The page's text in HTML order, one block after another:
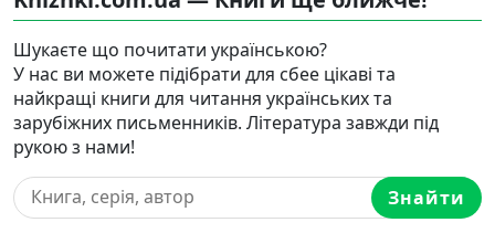
Шукаєте що почитати українською?
У нас ви можете підібрати для сбее цікаві та
найкращі книги для читання українських та
зарубіжних письменників. Література завжди під
рукою з нами!
Знайти